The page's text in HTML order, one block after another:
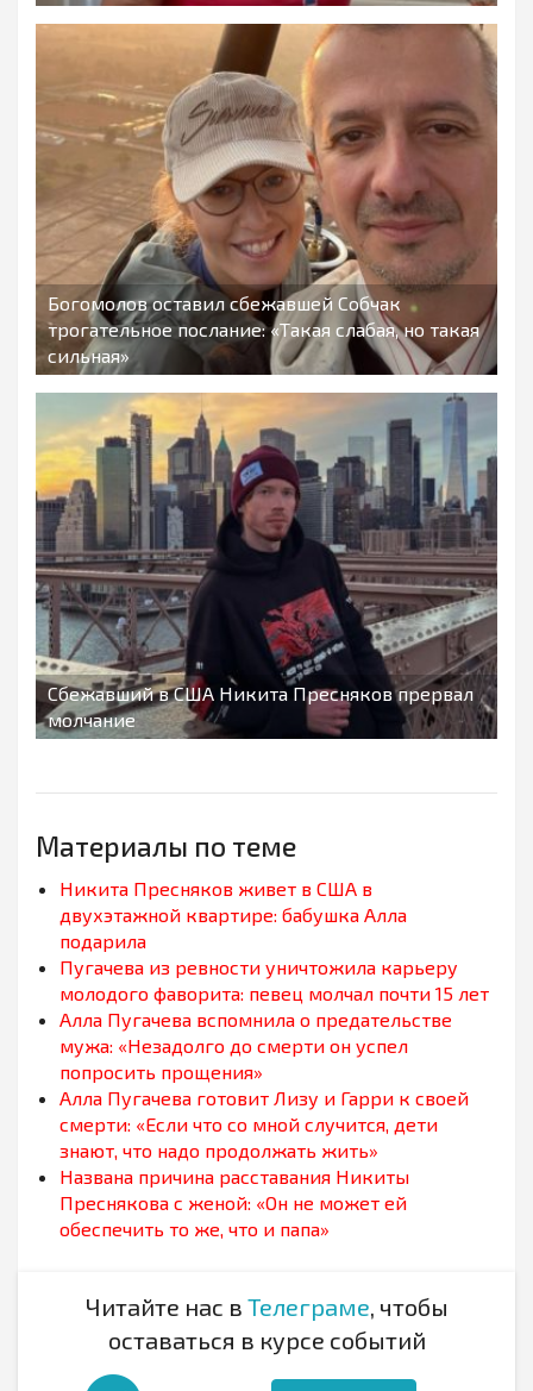
Богомолов оставил сбежавшей Собчак
трогательное послание: «Такая слабая, но такая
сильная»
Сбежавший в США Никита Пресняков прервал
молчание
Материалы по теме
Никита Пресняков живет в США в
двухэтажной квартире: бабушка Алла
подарила
Пугачева из ревности уничтожила карьеру
молодого фаворита: певец молчал почти 15 лет
Алла Пугачева вспомнила о предательстве
мужа: «Незадолго до смерти он успел
попросить прощения»
Алла Пугачева готовит Лизу и Гарри к своей
смерти: «Если что со мной случится, дети
знают, что надо продолжать жить»
Названа причина расставания Никиты
Преснякова с женой: «Он не может ей
обеспечить то же, что и папа»
Читайте нас в Телеграме, чтобы
оставаться в курсе событий